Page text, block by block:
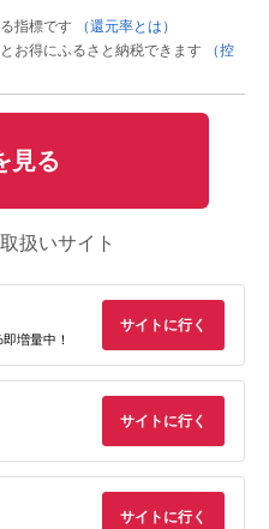
指標です
（還元率とは）
お得にふるさと納税できます
（控
見る
扱いサイト
増量中！
サイトに行く
サイトに行く
サイトに行く